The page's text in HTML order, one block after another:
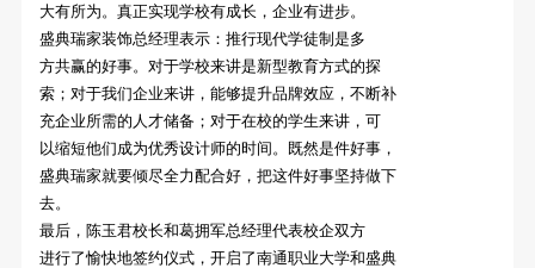
大有所为。真正实现学校有成长，企业有进步。
盛典瑞家装饰总经理表示：推行现代学徒制是多
方共赢的好事。对于学校来讲是新型教育方式的探
索；对于我们企业来讲，能够提升品牌效应，不断补
充企业所需的人才储备；对于在校的学生来讲，可
以缩短他们成为优秀设计师的时间。既然是件好事，
盛典瑞家就要倾尽全力配合好，把这件好事坚持做下
去。
最后，陈玉君校长和葛拥军总经理代表校企双方
进行了愉快地签约仪式，开启了南通职业大学和盛典